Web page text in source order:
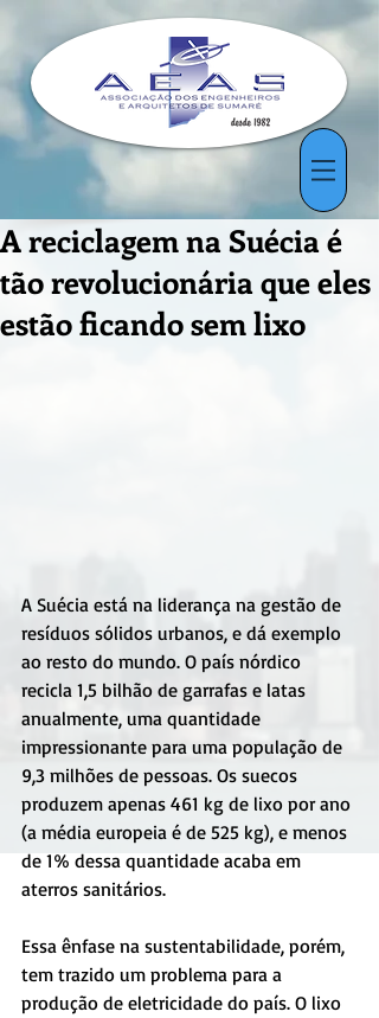
A reciclagem na Suécia é
tão revolucionária que eles
estão ficando sem lixo
A Suécia está na liderança na gestão de
resíduos sólidos urbanos, e dá exemplo
ao resto do mundo. O país nórdico
recicla 1,5 bilhão de garrafas e latas
anualmente, uma quantidade
impressionante para uma população de
9,3 milhões de pessoas. Os suecos
produzem apenas 461 kg de lixo por ano
(a média europeia é de 525 kg), e menos
de 1% dessa quantidade acaba em
aterros sanitários.
Essa ênfase na sustentabilidade, porém,
tem trazido um problema para a
produção de eletricidade do país. O lixo